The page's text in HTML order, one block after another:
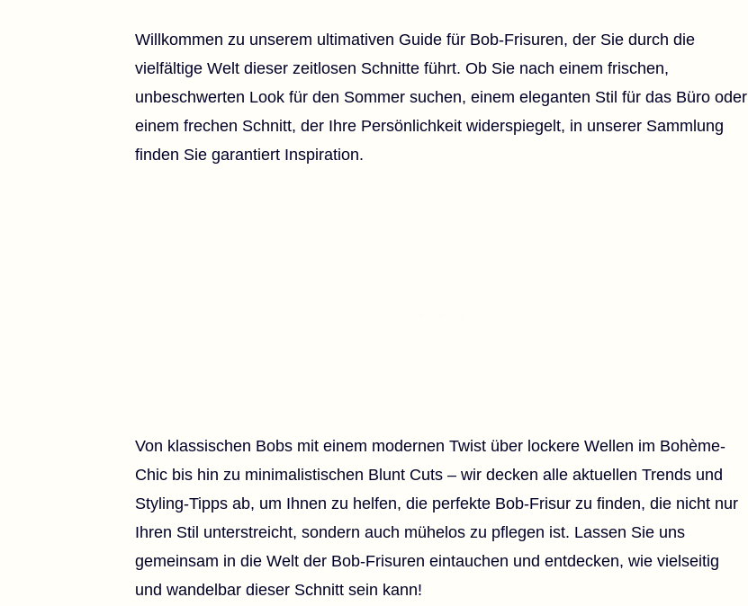
Willkommen zu unserem ultimativen Guide für Bob-Frisuren, der Sie durch die
vielfältige Welt dieser zeitlosen Schnitte führt. Ob Sie nach einem frischen,
unbeschwerten Look für den Sommer suchen, einem eleganten Stil für das Büro oder
einem frechen Schnitt, der Ihre Persönlichkeit widerspiegelt, in unserer Sammlung
finden Sie garantiert Inspiration.
Von klassischen Bobs mit einem modernen Twist über lockere Wellen im Bohème-
Chic bis hin zu minimalistischen Blunt Cuts – wir decken alle aktuellen Trends und
Styling-Tipps ab, um Ihnen zu helfen, die perfekte Bob-Frisur zu finden, die nicht nur
Ihren Stil unterstreicht, sondern auch mühelos zu pflegen ist. Lassen Sie uns
gemeinsam in die Welt der Bob-Frisuren eintauchen und entdecken, wie vielseitig
und wandelbar dieser Schnitt sein kann!